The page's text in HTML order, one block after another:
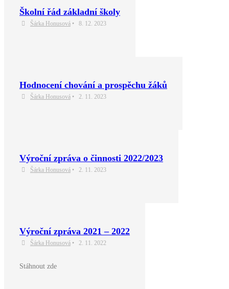
Školní řád základní školy
Šárka Honusová • 8. 12. 2023
Hodnocení chování a prospěchu žáků
Šárka Honusová • 2. 11. 2023
Výroční zpráva o činnosti 2022/2023
Šárka Honusová • 2. 11. 2023
Výroční zpráva 2021 – 2022
Šárka Honusová • 2. 11. 2022
Stáhnout zde